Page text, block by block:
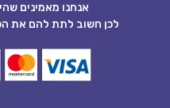
אנחנו מאמינים
לכן חשוב לתת להם את